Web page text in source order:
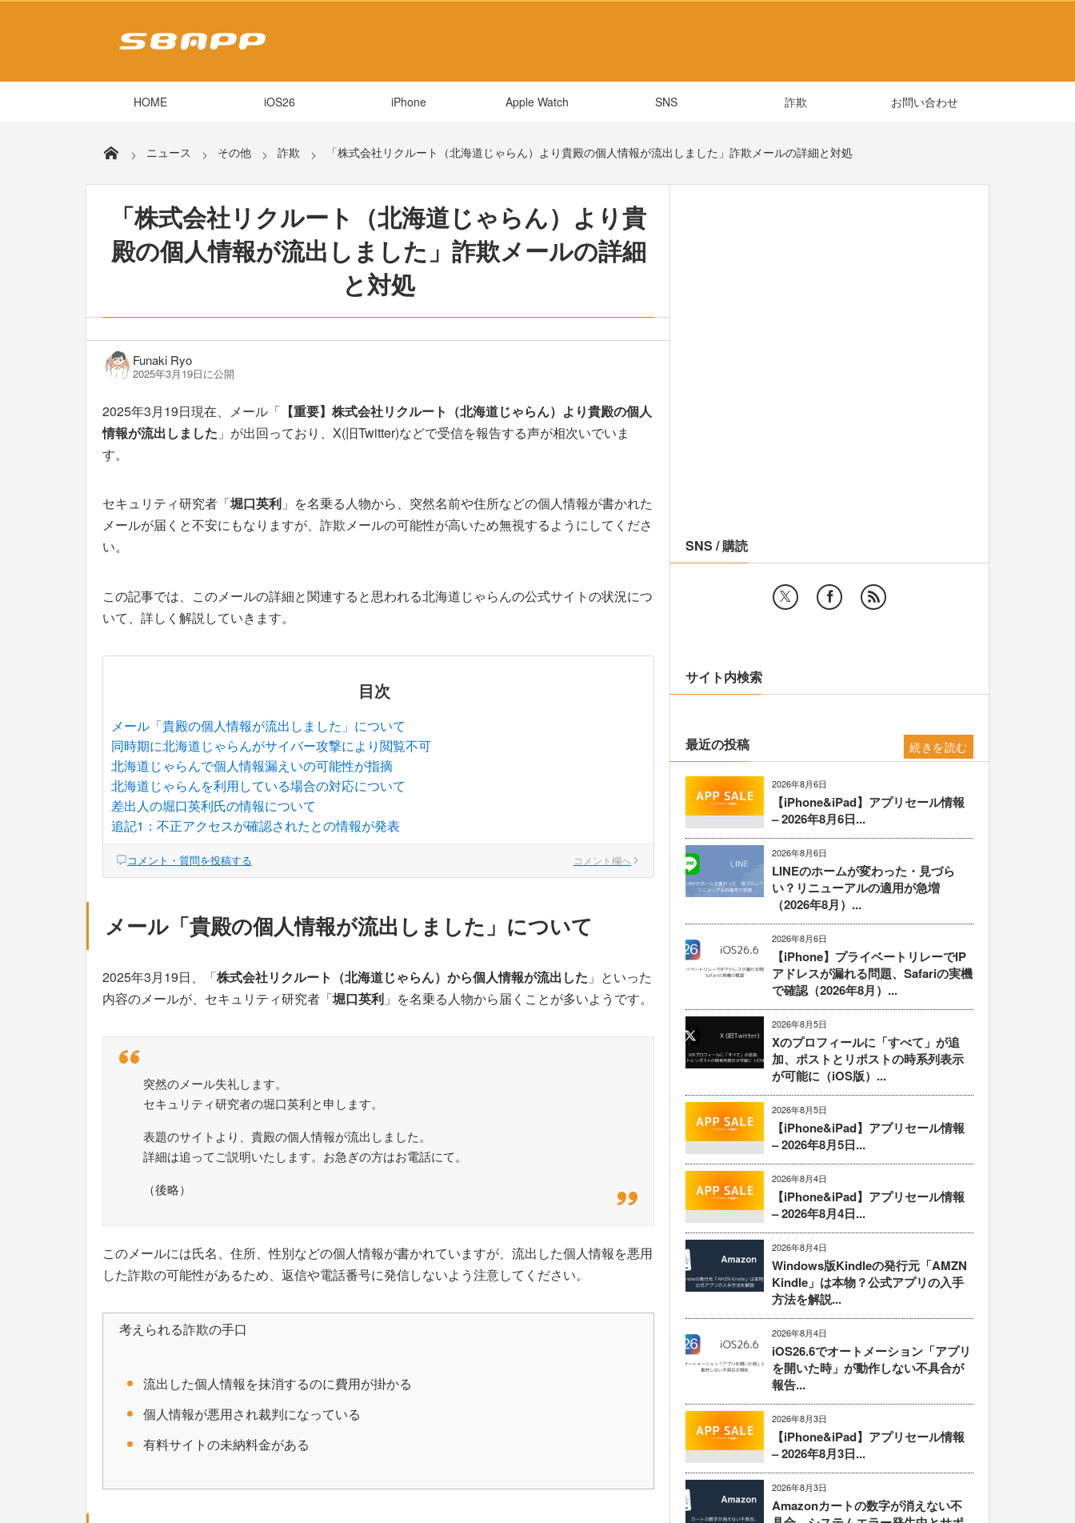
HOME iOS26 iPhone Apple Watch SNS 詐欺 お問い合わせ
ニュース その他 詐欺 「株式会社リクルート（北海道じゃらん）より貴殿の個人情報が流出しました」詐欺メールの詳細と対処
「株式会社リクルート（北海道じゃらん）より貴
殿の個人情報が流出しました」詐欺メールの詳細
と対処
Funaki Ryo
2025年3月19日に公開
2025年3月19日現在、メール「 【重要】株式会社リクルート（北海道じゃらん）より貴殿の個人
情報が流出しました 」が出回っており、X(旧Twitter)などで受信を報告する声が相次いでいま
す。
セキュリティ研究者「堀口英利 」を名乗る人物から、突然名前や住所などの個人情報が書かれた
メールが届くと不安にもなりますが、詐欺メールの可能性が高いため無視するようにしてくださ
い。
この記事では、このメールの詳細と関連すると思われる北海道じゃらんの公式サイトの状況につ
いて、詳しく解説していきます。
目次
メール「貴殿の個人情報が流出しました」について
同時期に北海道じゃらんがサイバー攻撃により閲覧不可
北海道じゃらんで個人情報漏えいの可能性が指摘
北海道じゃらんを利用している場合の対応について
差出人の堀口英利氏の情報について
追記1：不正アクセスが確認されたとの情報が発表
コメント・質問を投稿する コメント欄へ
メール「貴殿の個人情報が流出しました」について
2025年3月19日、「株式会社リクルート（北海道じゃらん）から個人情報が流出した 」といった
内容のメールが、セキュリティ研究者「堀口英利 」を名乗る人物から届くことが多いようです。
突然のメール失礼します。
セキュリティ研究者の堀口英利と申します。
表題のサイトより、貴殿の個人情報が流出しました。
詳細は追ってご説明いたします。お急ぎの方はお電話にて。
（後略）
このメールには氏名、住所、性別などの個人情報が書かれていますが、流出した個人情報を悪用
した詐欺の可能性があるため、返信や電話番号に発信しないよう注意してください。
考えられる詐欺の手口
流出した個人情報を抹消するのに費用が掛かる
個人情報が悪用され裁判になっている
有料サイトの未納料金がある
SNS / 購読
サイト内検索
最近の投稿
2026年8月6日
【iPhone&iPad】アプリセール情報
– 2026年8月6日...
2026年8月6日
LINEのホームが変わった・見づら
い？リニューアルの適用が急増
（2026年8月）...
2026年8月6日
【iPhone】プライベートリレーでIP
アドレスが漏れる問題、Safariの実機
で確認（2026年8月）...
2026年8月5日
Xのプロフィールに「すべて」が追
加、ポストとリポストの時系列表示
が可能に（iOS版）...
2026年8月5日
【iPhone&iPad】アプリセール情報
– 2026年8月5日...
2026年8月4日
【iPhone&iPad】アプリセール情報
– 2026年8月4日...
2026年8月4日
Windows版Kindleの発行元「AMZN
Kindle」は本物？公式アプリの入手
方法を解説...
2026年8月4日
iOS26.6でオートメーション「アプリ
を開いた時」が動作しない不具合が
報告...
2026年8月3日
【iPhone&iPad】アプリセール情報
– 2026年8月3日...
2026年8月3日
Amazonカートの数字が消えない不
続きを読む